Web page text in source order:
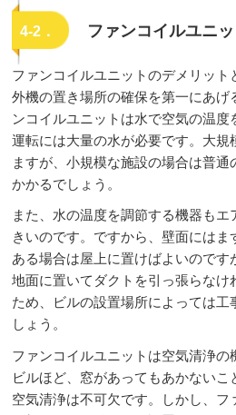
4-2． ファンコイルユニ
ファンコイルユニットのデメリット
外機の置き場所の確保を第一にあげ
ンコイルユニットは水で空気の温度
運転には大量の水が必要です。大
ますが、小規模な施設の場合は普
かかるでしょう。
また、水の温度を調節する機器も
きいのです。ですから、壁面には
ある場合は屋上に置けばよいのです
地面に置いてダクトを引っ張らな
ため、ビルの設置場所によっては
しょう。
ファンコイルユニットは空気清浄の
ビルほど、窓があってもあかないこ
空気清浄は不可欠です。しかし、フ